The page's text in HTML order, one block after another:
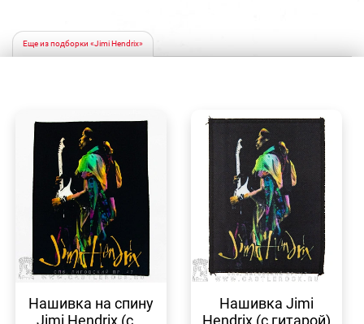
Еще из подборки «Jimi Hendrix»
Нашивка на спину
Jimi Hendrix (с...
ПРОСМОТР
Нашивка Jimi
Hendrix (с гитарой)